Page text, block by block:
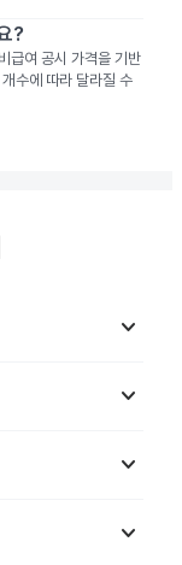
?
급여 공시 가격을 기반
수에 따라 달라질 수
keyboard_arrow_down
keyboard_arrow_down
keyboard_arrow_down
keyboard_arrow_down